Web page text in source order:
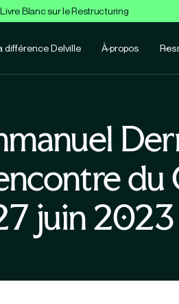
Blanc sur le Restructuring
différence Delville À propos
du
juin 2023